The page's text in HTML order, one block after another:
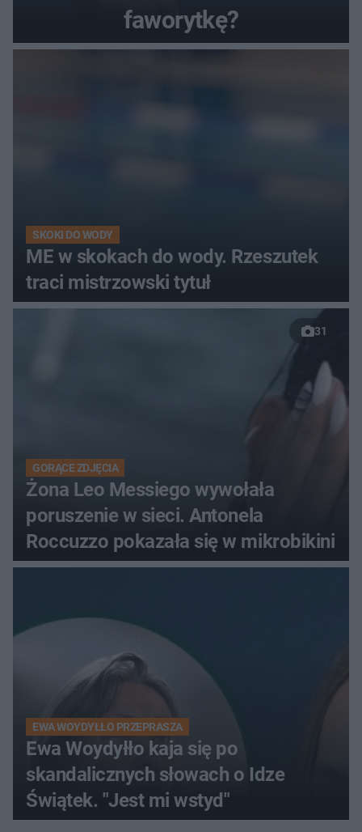
faworytkę?
SKOKI DO WODY
ME w skokach do wody. Rzeszutek
traci mistrzowski tytuł
31
GORĄCE ZDJĘCIA
Żona Leo Messiego wywołała
poruszenie w sieci. Antonela
Roccuzzo pokazała się w mikrobikini
EWA WOYDYŁŁO PRZEPRASZA
Ewa Woydyłło kaja się po
skandalicznych słowach o Idze
Świątek. "Jest mi wstyd"